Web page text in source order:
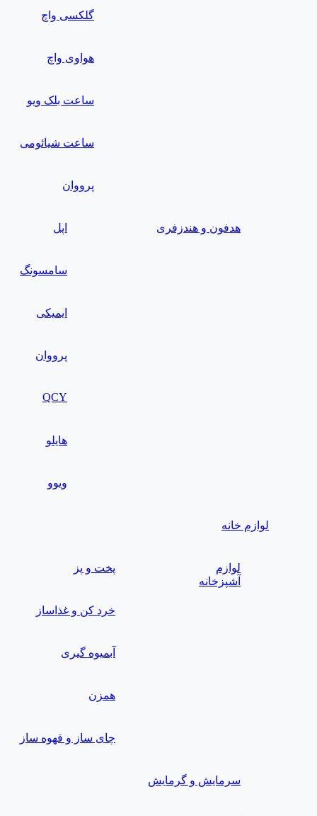
گلکسی واچ
هواوی واچ
ساعت بلک ویو
ساعت شیائومی
پرووان
هدفون و هندزفری اپل
سامسونگ
ایمیکی
پرووان
QCY
هایلو
ویوو
لوازم خانه
لوازم
آشپزخانه
پخت و پز
خرد کن و غذاساز
آبمیوه گیری
همزن
چای ساز و قهوه ساز
سرمایش و گرمایش